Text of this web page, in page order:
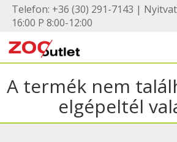
Telefon: +36 (30) 291-7143 |
16:00 P 8:00-12:00
A termék nem
elgépeltél